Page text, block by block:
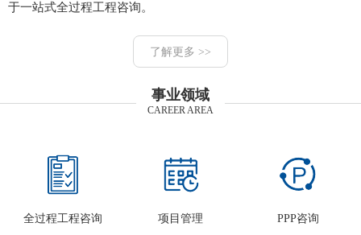
于一站式全过程工程咨询。
了解更多 >>
事业领域
CAREER AREA
全过程工程咨询 项目管理 PPP咨询